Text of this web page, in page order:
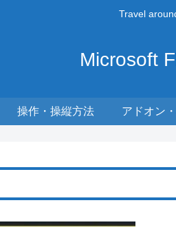
Travel
Microsoft
操作・操縦方法 アドオン